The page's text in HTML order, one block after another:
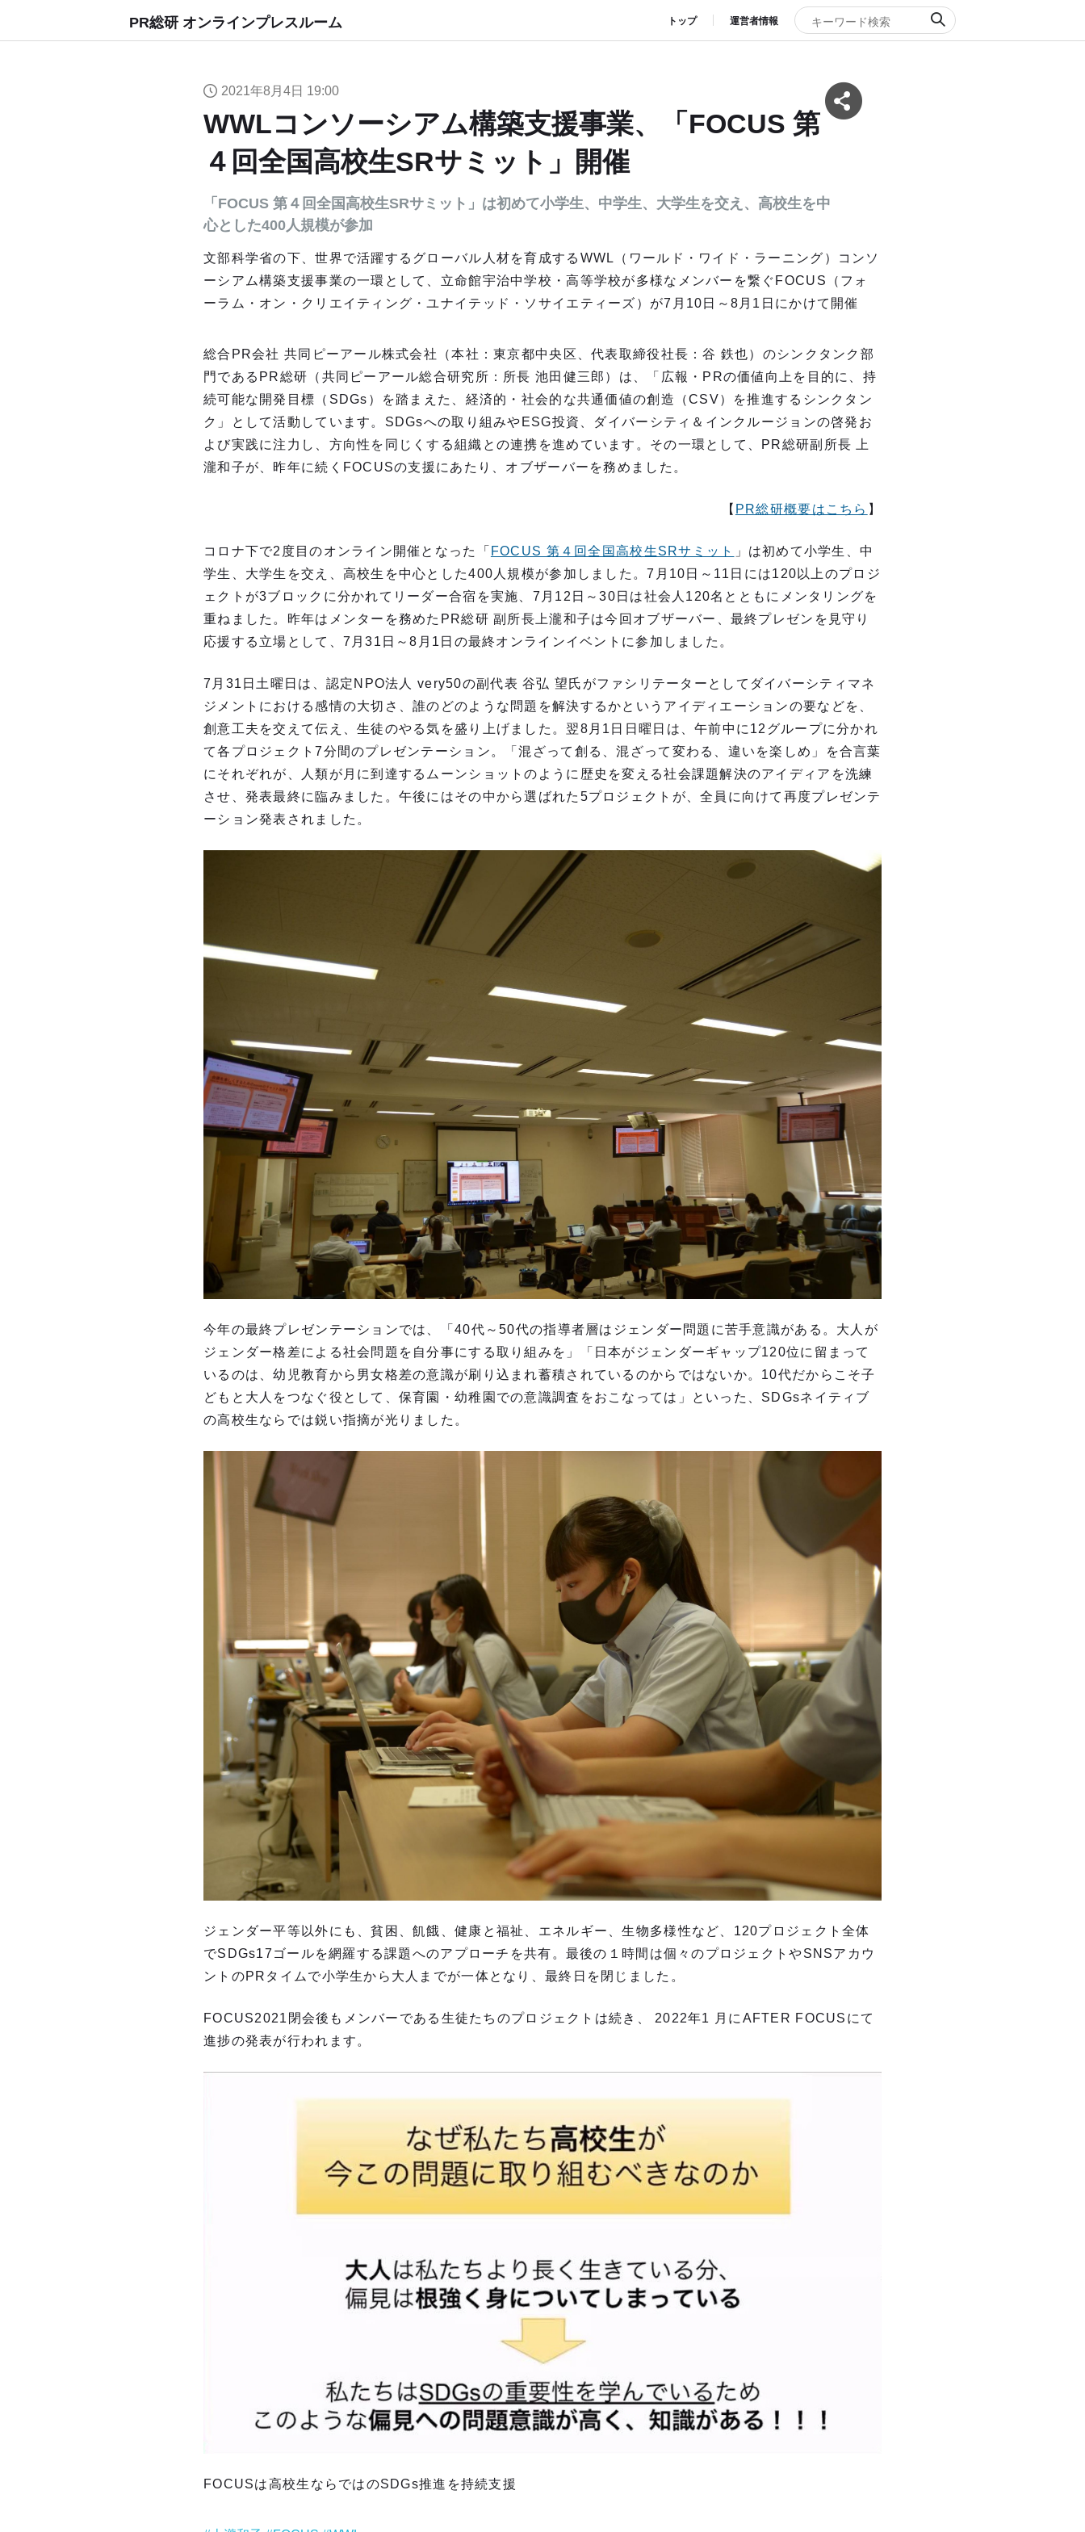
PR総研 オンラインプレスルーム トップ 運営者情報
2021年8月4日 19:00
WWLコンソーシアム構築支援事業、「FOCUS 第
４回全国高校生SRサミット」開催
「FOCUS 第４回全国高校生SRサミット」は初めて小学生、中学生、大学生を交え、高校生を中
心とした400人規模が参加
文部科学省の下、世界で活躍するグローバル人材を育成するWWL（ワールド・ワイド・ラーニング）コンソ
ーシアム構築支援事業の一環として、立命館宇治中学校・高等学校が多様なメンバーを繋ぐFOCUS（フォ
ーラム・オン・クリエイティング・ユナイテッド・ソサイエティーズ）が7月10日～8月1日にかけて開催
総合PR会社 共同ピーアール株式会社（本社：東京都中央区、代表取締役社長：谷 鉄也）のシンクタンク部
門であるPR総研（共同ピーアール総合研究所：所長 池田健三郎）は、「広報・PRの価値向上を目的に、持
続可能な開発目標（SDGs）を踏まえた、経済的・社会的な共通価値の創造（CSV）を推進するシンクタン
ク」として活動しています。SDGsへの取り組みやESG投資、ダイバーシティ＆インクルージョンの啓発お
よび実践に注力し、方向性を同じくする組織との連携を進めています。その一環として、PR総研副所長 上
瀧和子が、昨年に続くFOCUSの支援にあたり、オブザーバーを務めました。
【 PR総研概要はこちら 】
コロナ下で2度目のオンライン開催となった「 FOCUS 第４回全国高校生SRサミット
」は初めて小学生、中
学生、大学生を交え、高校生を中心とした400人規模が参加しました。7月10日～11日には120以上のプロジ
ェクトが3ブロックに分かれてリーダー合宿を実施、7月12日～30日は社会人120名とともにメンタリングを
重ねました。昨年はメンターを務めたPR総研 副所長上瀧和子は今回オブザーバー、最終プレゼンを見守り
応援する立場として、7月31日～8月1日の最終オンラインイベントに参加しました。
7月31日土曜日は、認定NPO法人 very50の副代表 谷弘 望氏がファシリテーターとしてダイバーシティマネ
ジメントにおける感情の大切さ、誰のどのような問題を解決するかというアイディエーションの要などを、
創意工夫を交えて伝え、生徒のやる気を盛り上げました。翌8月1日日曜日は、午前中に12グループに分かれ
て各プロジェクト7分間のプレゼンテーション。「混ざって創る、混ざって変わる、違いを楽しめ」を合言葉
にそれぞれが、人類が月に到達するムーンショットのように歴史を変える社会課題解決のアイディアを洗練
させ、発表最終に臨みました。午後にはその中から選ばれた5プロジェクトが、全員に向けて再度プレゼンテ
ーション発表されました。
今年の最終プレゼンテーションでは、「40代～50代の指導者層はジェンダー問題に苦手意識がある。大人が
ジェンダー格差による社会問題を自分事にする取り組みを」「日本がジェンダーギャップ120位に留まって
いるのは、幼児教育から男女格差の意識が刷り込まれ蓄積されているのからではないか。10代だからこそ子
どもと大人をつなぐ役として、保育園・幼稚園での意識調査をおこなっては」といった、SDGsネイティブ
の高校生ならでは鋭い指摘が光りました。
ジェンダー平等以外にも、貧困、飢餓、健康と福祉、エネルギー、生物多様性など、120プロジェクト全体
でSDGs17ゴールを網羅する課題へのアプローチを共有。最後の１時間は個々のプロジェクトやSNSアカウ
ントのPRタイムで小学生から大人までが一体となり、最終日を閉じました。
FOCUS2021閉会後もメンバーである生徒たちのプロジェクトは続き、 2022年1 月にAFTER FOCUSにて
進捗の発表が行われます。
FOCUSは高校生ならではのSDGs推進を持続支援